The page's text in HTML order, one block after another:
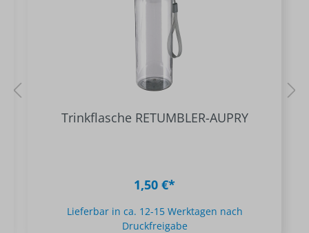
Trinkflasche RETUMBLER-AUPRY
1,50 €*
Lieferbar in ca. 12-15 Werktagen nach
Druckfreigabe